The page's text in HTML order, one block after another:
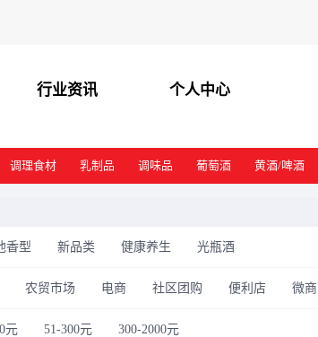
行业资讯 个人中心
调理食材 乳制品 调味品 葡萄酒 黄酒/啤酒
香型 新品类 健康养生 光瓶酒
农贸市场 电商 社区团购 便利店 微商
元 51-300元 300-2000元